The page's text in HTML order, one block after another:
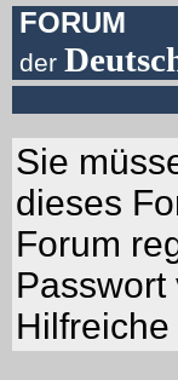
FORUM
der
Sie
dieses
Forum